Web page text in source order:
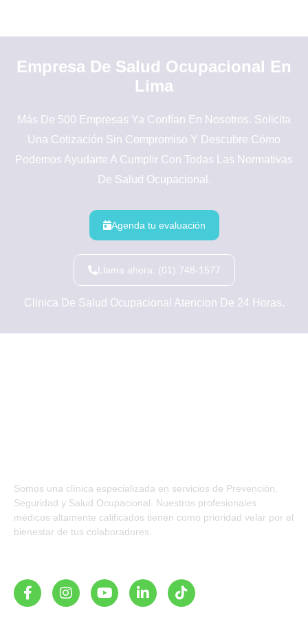
Empresa De Salud Ocupacional En
Lima
Más De 500 Empresas Ya Confían En Nosotros. Solicita
Una Cotización Sin Compromiso Y Descubre Cómo
Podemos Ayudarte A Cumplir Con Todas Las Normativas
De Salud Ocupacional.
Agenda tu evaluación
Llama ahora: (01) 748-1577
Clinica De Salud Ocupacional Atencion De 24 Horas.
Somos una clínica especializada en servicios de Prevención,
Seguridad y Salud Ocupacional. Nuestros profesionales
médicos altamente calificados tienen como prioridad velar por el
bienestar de tus colaboradores.